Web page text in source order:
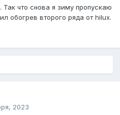
что снова я зиму пропускаю
обогрев второго ряда от hilux.
2023